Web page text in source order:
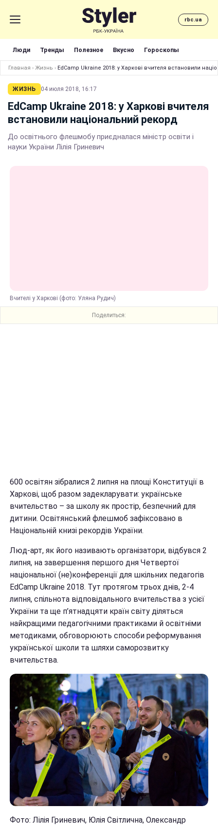
rbc.ua
Люди Тренды Полезное Вкусно Гороскопы
Главная › Жизнь › EdCamp Ukraine 2018: у Харкові вчителя встановили
ЖИЗНЬ 04 июля 2018, 16:17
EdCamp Ukraine 2018: у Харкові вчителя
встановили національний рекорд
До освітнього флешмобу приєдналася міністр освіти і
науки України Лілія Гриневич
Вчителі у Харкові (фото: Уляна Рудич)
Поделиться:
600 освітян зібралися 2 липня на площі Конституції в
Харкові, щоб разом задекларувати: українське
вчительство – за школу як простір, безпечний для
дитини. Освітянський флешмоб зафіксовано в
Національній книзі рекордів України.
Люд-арт, як його називають організатори, відбувся 2
липня, на завершення першого дня Четвертої
національної (не)конференції для шкільних педагогів
EdCamp Ukraine 2018. Тут протягом трьох днів, 2-4
липня, спільнота відповідального вчительства з усієї
України та ще п’ятнадцяти країн світу діляться
найкращими педагогічними практиками й освітніми
методиками, обговорюють способи реформування
української школи та шляхи саморозвитку
вчительства.
Фото: Лілія Гриневич, Юлія Світлична, Олександр